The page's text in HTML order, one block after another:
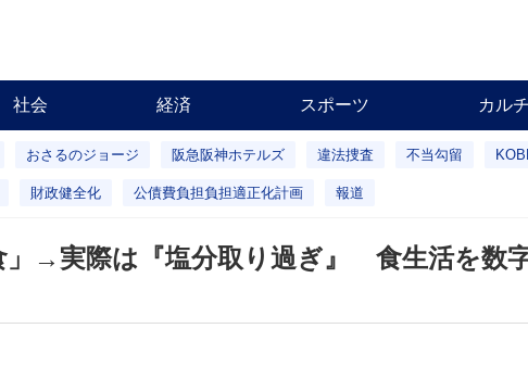
社会 経済 スポーツ カル
おさるのジョージ 阪急阪神ホテルズ 違法捜査 不当勾留
財政健全化 公債費負担負担適正化計画 報道
」→実際は『塩分取り過ぎ』 食生活を数